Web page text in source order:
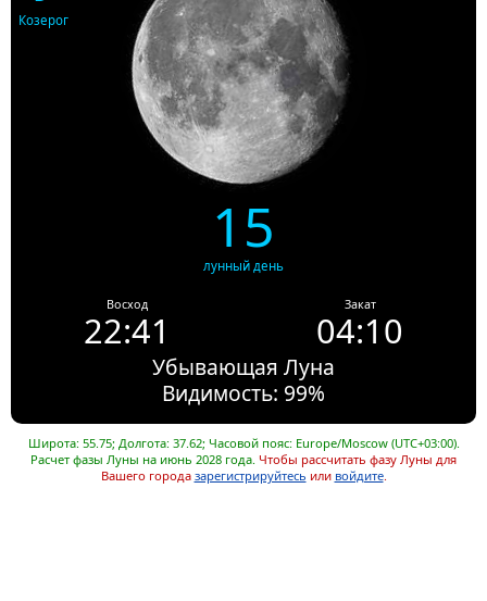
Козерог
15
лунный день
Восход
22:41
Закат
04:10
Убывающая Луна
Видимость: 99%
Широта: 55.75; Долгота: 37.62; Часовой пояс: Europe/Moscow (UTC+03:00).
Расчет фазы Луны на июнь 2028 года. Чтобы рассчитать фазу Луны для
Вашего города зарегистрируйтесь или войдите.